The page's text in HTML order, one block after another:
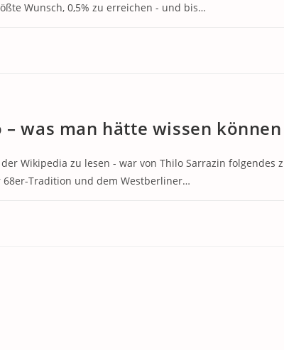
Wunsch, 0,5% zu erreichen - und bis…
was man hätte wissen können
der Wikipedia zu lesen - war von Thilo Sarrazin folgendes
68er-Tradition und dem Westberliner…